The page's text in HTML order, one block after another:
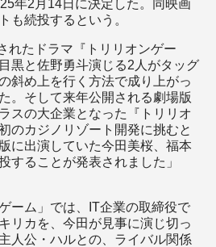
年2月14日に決定した。同映画
も続投するという。
れたドラマ『トリリオンゲー
黒と佐野勇斗演じる2人がタッグ
斜め上を行く方法で成り上がっ
。そして来年公開される劇場版
スの大企業となった『トリリオ
のカジノリゾート開発に挑むと
に出演していた今田美桜、福本
することが発表されました」
ーム」では、IT企業の取締役で
リカを、今田が見事に演じ切っ
人公・ハルとの、ライバル関係